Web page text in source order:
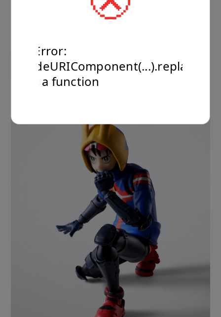
TypeError:
encodeURIComponent(...).replaceAll
is not a function